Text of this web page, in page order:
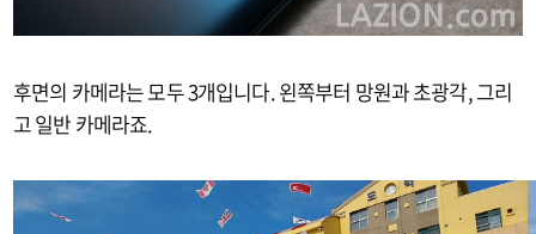
후면의 카메라는 모두 3개입니다. 왼쪽부터 망원과 초광각, 그리
고 일반 카메라죠.